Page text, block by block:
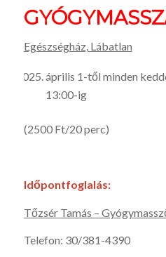
Egészségház, Lábatlan
április 1-től minden
13:00-ig
(2500 Ft/20 perc)
Időpontfoglalás:
Tőzsér Tamás –
Telefon: 30/381-4390